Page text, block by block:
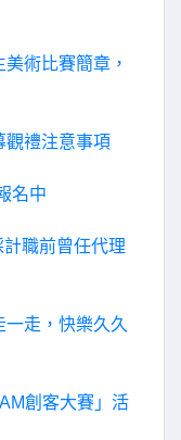
術比賽簡章，
觀禮注意事項
名中
職前曾任代理
一走，快樂久久
創客大賽」活